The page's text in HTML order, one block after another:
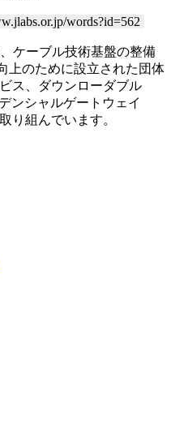
words?id=562
ケーブル技術基盤の整備
上のために設立された団体
ス、ダウンローダブル
ンシャルゲートウェイ
り組んでいます。